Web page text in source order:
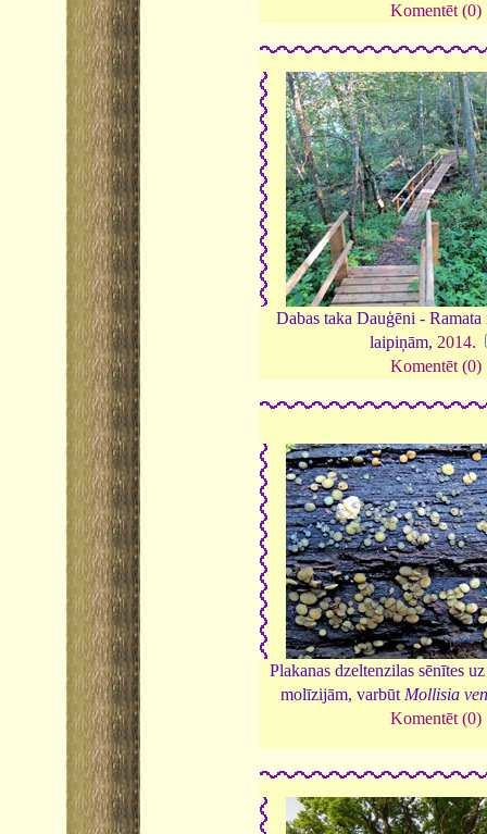
Komentēt (0)
Dabas taka Dauģēni -
laipiņām, 2014.
Komentēt (0)
Plakanas dzeltenzilas sēnītes
molīzijām, varbūt Mollisia
Komentēt (0)